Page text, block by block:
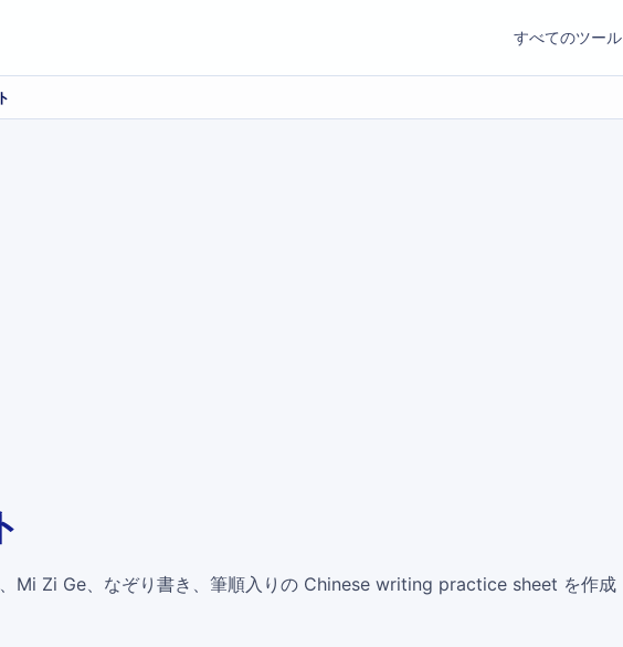
すべてのツール
Mi Zi Ge、なぞり書き、筆順入りの Chinese writing practice sheet を作成